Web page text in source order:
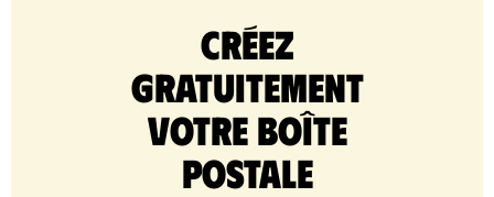
Créez
gratuitement
votre Boîte
postale